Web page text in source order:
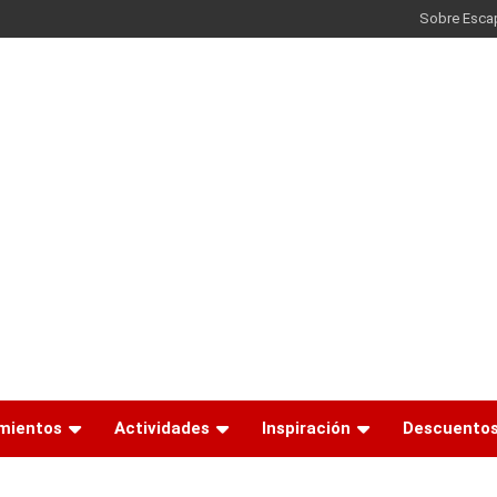
Sobre
Actividades Inspiración Descuentos